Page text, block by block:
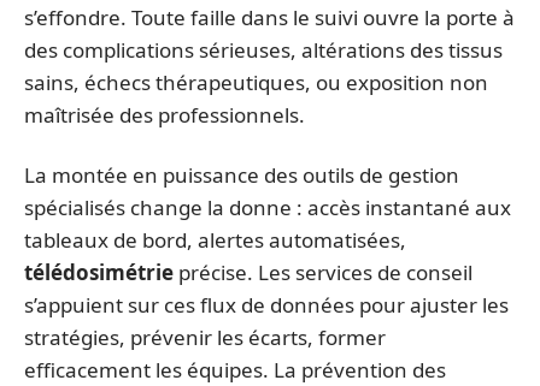
s’effondre. Toute faille dans le suivi ouvre la porte à
des complications sérieuses, altérations des tissus
sains, échecs thérapeutiques, ou exposition non
maîtrisée des professionnels.
La montée en puissance des outils de gestion
spécialisés change la donne : accès instantané aux
tableaux de bord, alertes automatisées,
télédosimétrie précise. Les services de conseil
s’appuient sur ces flux de données pour ajuster les
stratégies, prévenir les écarts, former
efficacement les équipes. La prévention des